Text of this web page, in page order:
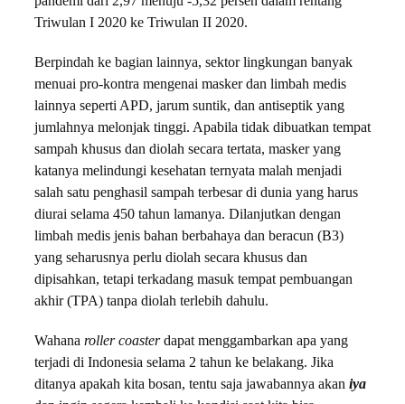
Triwulan I 2020 ke Triwulan II 2020.
Berpindah ke bagian lainnya, sektor lingkungan banyak
menuai pro-kontra mengenai masker dan limbah medis
lainnya seperti APD, jarum suntik, dan antiseptik yang
jumlahnya melonjak tinggi. Apabila tidak dibuatkan tempat
sampah khusus dan diolah secara tertata, masker yang
katanya melindungi kesehatan ternyata malah menjadi
salah satu penghasil sampah terbesar di dunia yang harus
diurai selama 450 tahun lamanya. Dilanjutkan dengan
limbah medis jenis bahan berbahaya dan beracun (B3)
yang seharusnya perlu diolah secara khusus dan
dipisahkan, tetapi terkadang masuk tempat pembuangan
akhir (TPA) tanpa diolah terlebih dahulu.
Wahana roller coasterdapat menggambarkan apa yang
terjadi di Indonesia selama 2 tahun ke belakang. Jika
ditanya apakah kita bosan, tentu saja jawabannya akan iya